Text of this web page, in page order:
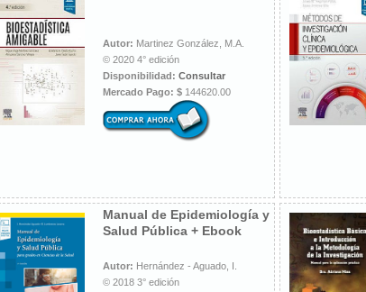
Autor: Martinez González, M.A.
© 2020 4° edición
Disponibilidad: Consultar
Mercado Pago: $ 144620.00
Manual de Epidemiología y
Salud Pública + Ebook
Autor: Hernández - Aguado, I.
© 2018 3° edición